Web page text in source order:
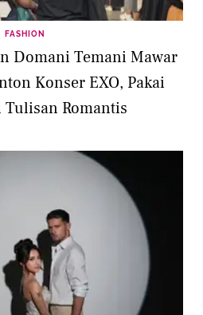
FASHION
Domani Temani Mawar
Konser EXO, Pakai
Tulisan Romantis